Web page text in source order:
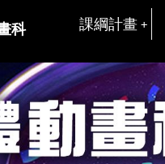
科 課綱計畫